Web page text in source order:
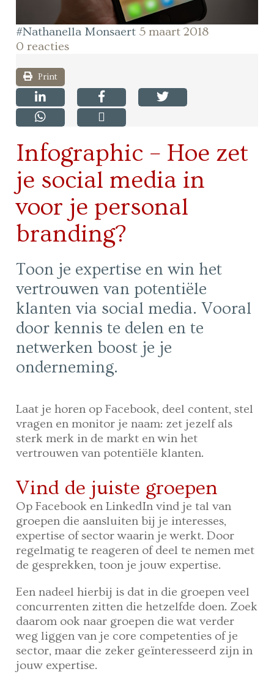
#Nathanella Monsaert 5 maart 2018
0 reacties
Print
Infographic – Hoe zet
je social media in
voor je personal
branding?
Toon je expertise en win het
vertrouwen van potentiële
klanten via social media. Vooral
door kennis te delen en te
netwerken boost je je
onderneming.
Laat je horen op Facebook, deel content, stel
vragen en monitor je naam: zet jezelf als
sterk merk in de markt en win het
vertrouwen van potentiële klanten.
Vind de juiste groepen
Op Facebook en LinkedIn vind je tal van
groepen die aansluiten bij je interesses,
expertise of sector waarin je werkt. Door
regelmatig te reageren of deel te nemen met
de gesprekken, toon je jouw expertise.
Een nadeel hierbij is dat in die groepen veel
concurrenten zitten die hetzelfde doen. Zoek
daarom ook naar groepen die wat verder
weg liggen van je core competenties of je
sector, maar die zeker geïnteresseerd zijn in
jouw expertise.